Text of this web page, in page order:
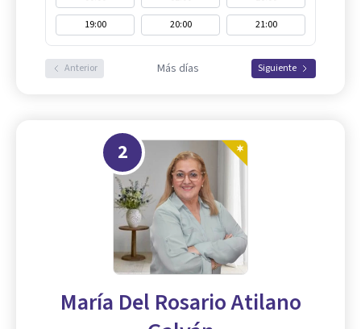
19:00
20:00 21:00
Anterior Más días Siguiente
2
María Del Rosario Atilano